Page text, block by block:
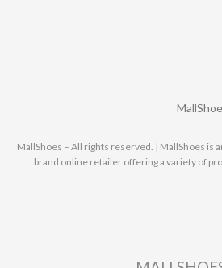
© 2025 MallShoes – All rights reserved. | MallShoes
brand online retailer offering a variety of